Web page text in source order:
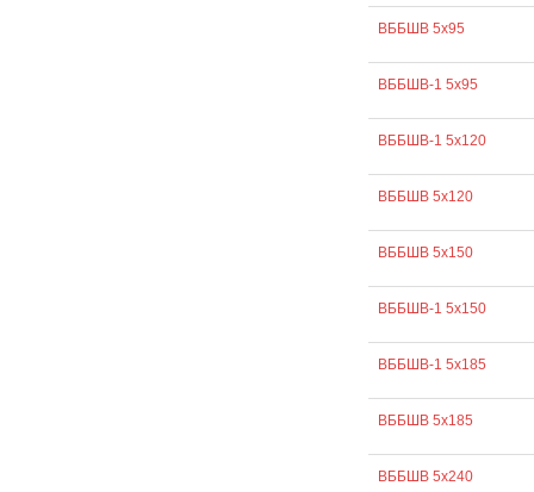
ВББШВ 5х95
ВББШВ-1 5х95
ВББШВ-1 5х120
ВББШВ 5х120
ВББШВ 5х150
ВББШВ-1 5х150
ВББШВ-1 5х185
ВББШВ 5х185
ВББШВ 5х240